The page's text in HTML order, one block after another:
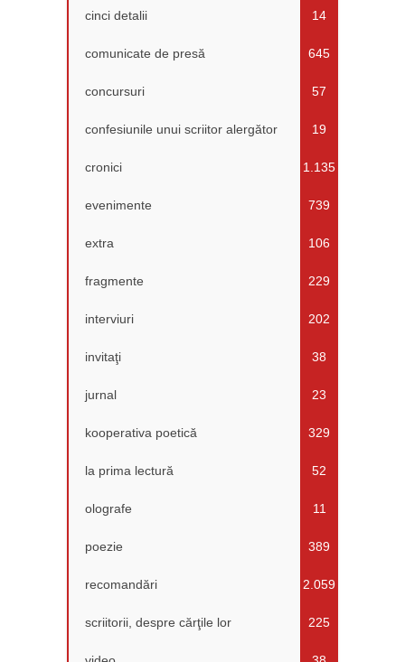
cinci detalii 14
comunicate de presă 645
concursuri 57
confesiunile unui scriitor alergător 19
cronici 1.135
evenimente 739
extra 106
fragmente 229
interviuri 202
invitaţi 38
jurnal 23
kooperativa poetică 329
la prima lectură 52
olografe 11
poezie 389
recomandări 2.059
scriitorii, despre cărţile lor 225